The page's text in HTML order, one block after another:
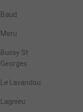
Baud
Meru
Bussy St
Georges
Le Lavandou
Lagnieu